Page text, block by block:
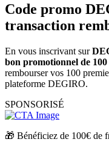
Code promo
transaction
En vous inscrivant sur
bon promotionnel de 100
rembourser vos 100
plateforme DEGIRO.
SPONSORISÉ
🎁 Bénéficiez de 100€ de